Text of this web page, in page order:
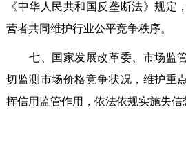
《中华人民共和国反垄断法》规定
营者共同维护行业公平竞争秩序。
七、国家发展改革委、市场监
切监测市场价格竞争状况，维护重
挥信用监管作用，依法依规实施失信